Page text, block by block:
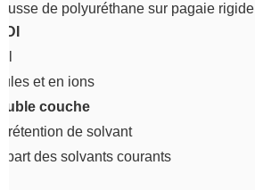
de polyuréthane sur pagaie rigide
et en ions
couche
rétention de solvant
des solvants courants